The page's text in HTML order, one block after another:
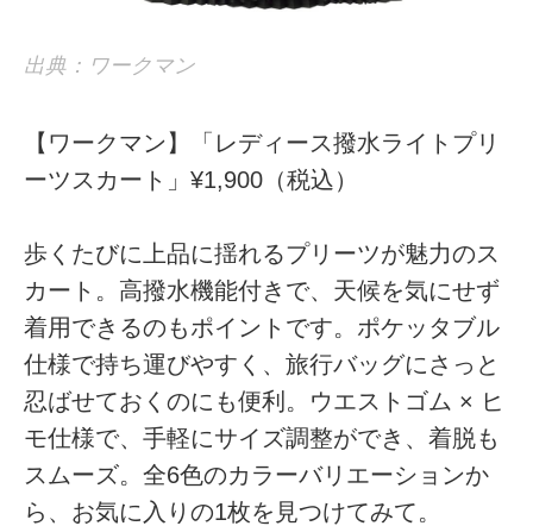
出典：ワークマン
【ワークマン】「レディース撥水ライトプリ
ーツスカート」¥1,900（税込）
歩くたびに上品に揺れるプリーツが魅力のス
カート。高撥水機能付きで、天候を気にせず
着用できるのもポイントです。ポケッタブル
仕様で持ち運びやすく、旅行バッグにさっと
忍ばせておくのにも便利。ウエストゴム × ヒ
モ仕様で、手軽にサイズ調整ができ、着脱も
スムーズ。全6色のカラーバリエーションか
ら、お気に入りの1枚を見つけてみて。